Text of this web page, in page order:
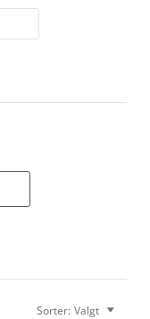
Sorter: Valgt